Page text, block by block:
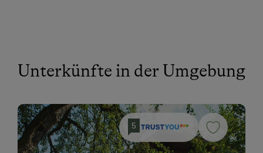
Unterkünfte in der Umgebung
5